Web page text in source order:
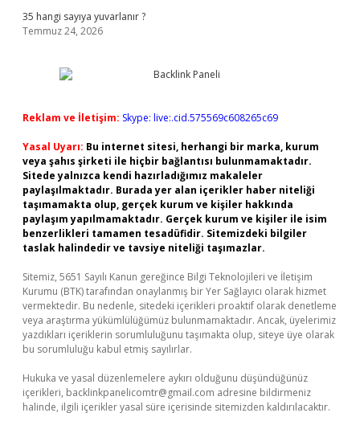
35 hangi sayıya yuvarlanır ?
Temmuz 24, 2026
Reklam ve İletişim: Skype: live:.cid.575569c608265c69
Yasal Uyarı: Bu internet sitesi, herhangi bir marka, kurum
veya şahıs şirketi ile hiçbir bağlantısı bulunmamaktadır.
Sitede yalnızca kendi hazırladığımız makaleler
paylaşılmaktadır. Burada yer alan içerikler haber niteliği
taşımamakta olup, gerçek kurum ve kişiler hakkında
paylaşım yapılmamaktadır. Gerçek kurum ve kişiler ile isim
benzerlikleri tamamen tesadüfidir. Sitemizdeki bilgiler
taslak halindedir ve tavsiye niteliği taşımazlar.
Sitemiz, 5651 Sayılı Kanun gereğince Bilgi Teknolojileri ve İletişim
Kurumu (BTK) tarafından onaylanmış bir Yer Sağlayıcı olarak hizmet
vermektedir. Bu nedenle, sitedeki içerikleri proaktif olarak denetleme
veya araştırma yükümlülüğümüz bulunmamaktadır. Ancak, üyelerimiz
yazdıkları içeriklerin sorumluluğunu taşımakta olup, siteye üye olarak
bu sorumluluğu kabul etmiş sayılırlar.
Hukuka ve yasal düzenlemelere aykırı olduğunu düşündüğünüz
içerikleri, backlinkpanelicomtr@gmail.com adresine bildirmeniz
halinde, ilgili içerikler yasal süre içerisinde sitemizden kaldırılacaktır.